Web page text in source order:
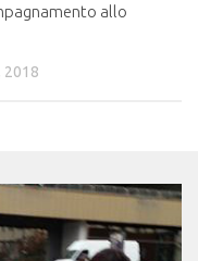
allo
2018